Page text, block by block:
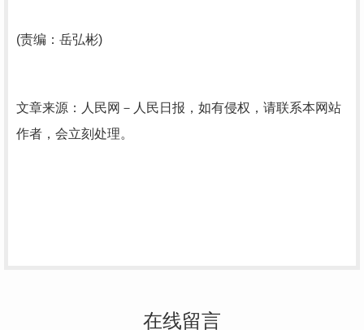
(责编：岳弘彬)
文章来源：人民网－人民日报，如有侵权，请联系本网站
作者，会立刻处理。
在线留言